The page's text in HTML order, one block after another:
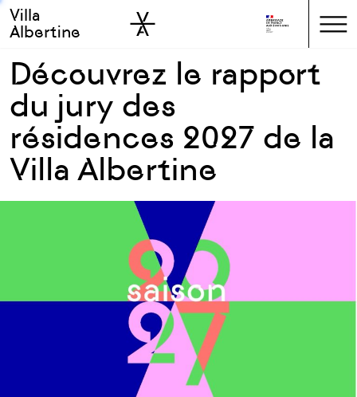
Skip to main
Skip to sidebar
Villa
Albertine
Découvrez le rapport
du jury des
résidences 2027 de la
Villa Albertine